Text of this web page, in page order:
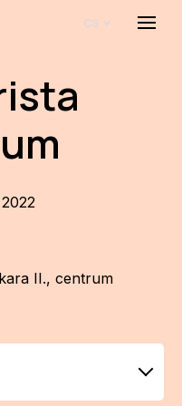
Menu
cs
II., centrum